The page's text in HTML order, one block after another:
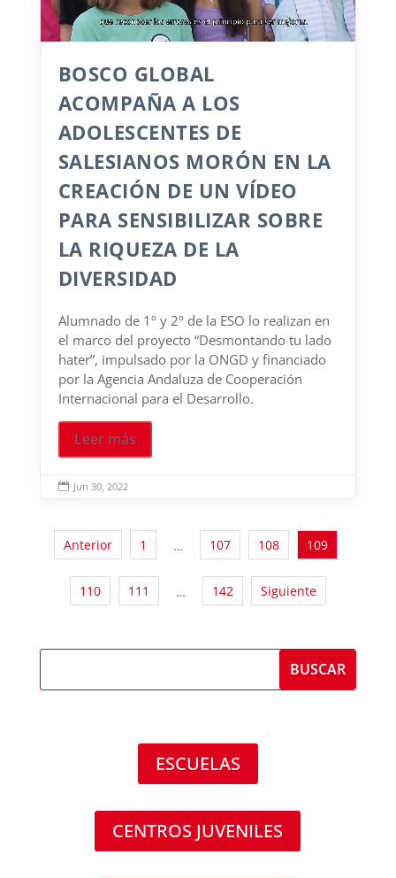
BOSCO GLOBAL
ACOMPAÑA A LOS
ADOLESCENTES DE
SALESIANOS MORÓN EN LA
CREACIÓN DE UN VÍDEO
PARA SENSIBILIZAR SOBRE
LA RIQUEZA DE LA
DIVERSIDAD
Alumnado de 1º y 2º de la ESO lo realizan en
el marco del proyecto “Desmontando tu lado
hater”, impulsado por la ONGD y financiado
por la Agencia Andaluza de Cooperación
Internacional para el Desarrollo.
Leer más
 Jun 30, 2022
Anterior 1 … 107 108 109
110 111 … 142 Siguiente
ESCUELAS
CENTROS JUVENILES